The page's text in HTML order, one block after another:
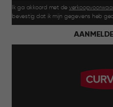
Ik ga akkoord met de
bevestig dat ik mijn gegevens heb